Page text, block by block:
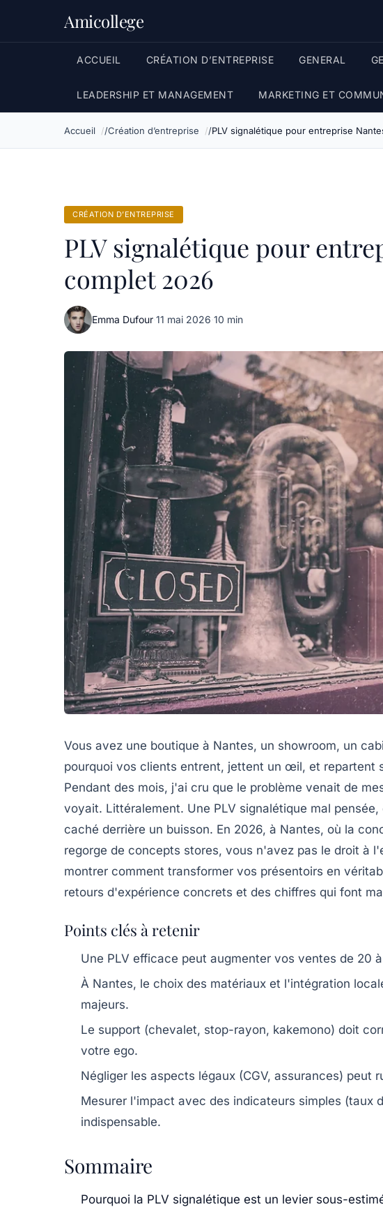
Amicollege
ACCUEIL CRÉATION D’ENTREPRISE GENERAL
LEADERSHIP ET MANAGEMENT MARKETING ET
Accueil Création d’entreprise PLV signalétique pour entreprise
CRÉATION D’ENTREPRISE
PLV signalétique pour
complet 2026
Emma Dufour·11 mai 2026·10 min
Vous avez une boutique à Nantes, un showroom, un
pourquoi vos clients entrent, jettent un œil, et repartent
Pendant des mois, j'ai cru que le problème venait de
voyait. Littéralement. Une PLV signalétique mal
caché derrière un buisson. En 2026, à Nantes, où la
regorge de concepts stores, vous n'avez pas le droit à
montrer comment transformer vos présentoirs en
retours d'expérience concrets et des chiffres qui font
Points clés à retenir
Une PLV efficace peut augmenter vos ventes de 20
À Nantes, le choix des matériaux et l'intégration
majeurs.
Le support (chevalet, stop-rayon, kakemono) doit
votre ego.
Négliger les aspects légaux (CGV, assurances) peut
Mesurer l'impact avec des indicateurs simples (taux
indispensable.
Sommaire
Pourquoi la PLV signalétique est un levier sous-